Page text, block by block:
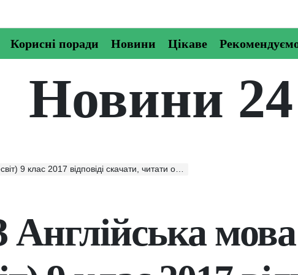
Корисні поради Новини Цікаве
Новини 24
9 клас 2017 відповіді скачати, читати онлайн
мова